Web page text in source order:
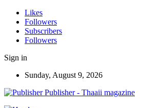
Likes
Followers
Subscribers
Followers
Sign in
Sunday, August 9, 2026
Publisher - Thaaii magazine